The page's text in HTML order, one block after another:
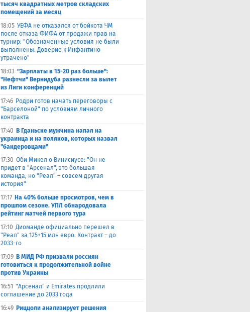
тысяч квадратных метров складских
помещений за месяц
18:05 УЕФА не отказался от бойкота ЧМ
после отказа ФИФА от продажи прав на
турнир: "Обозначенные условия не были
выполнены. Доверие к Инфантино
утрачено"
18:03 "Зарплаты в 15-20 раз больше":
"Нефтчи" Вернидуба разнесли за вылет
из Лиги конференций
17:46 Родри готов начать переговоры с
"Барселоной" по условиям личного
контракта
17:40 В Гданьске мужчина напал на
украинца и на поляков, которых назвал
"бандеровцами"
17:30 Оби Микел о Винисиусе: "Он не
придет в "Арсенал", это большая
команда, но "Реал" – совсем другая
история"
17:17 На 40% больше просмотров, чем в
прошлом сезоне. УПЛ обнародовала
рейтинг матчей первого тура
17:10 Диоманде официально перешел в
"Реал" за 125+15 млн евро. Контракт – до
2033-го
17:09 В МИД РФ призвали россиян
готовиться к продолжительной войне
против Украины
16:51 "Арсенал" и Emirates продлили
соглашение до 2033 года
16:49 Риццоли анализирует решения